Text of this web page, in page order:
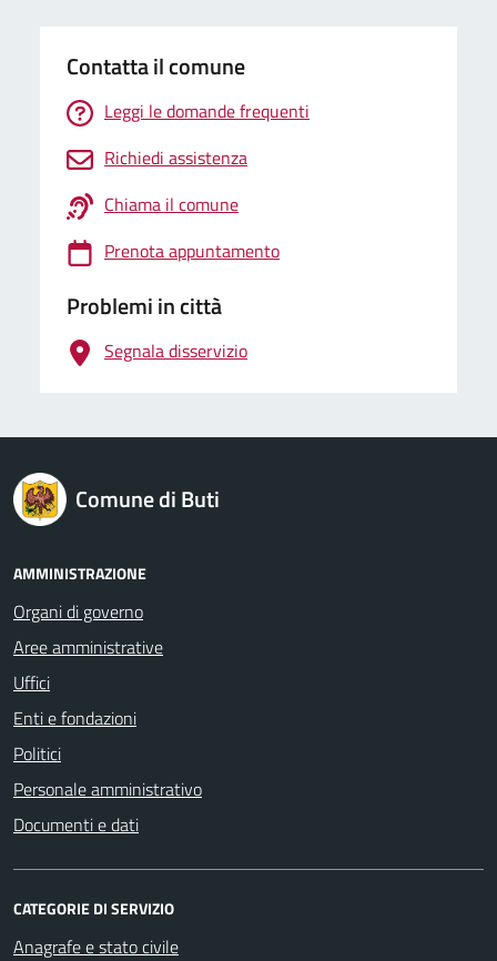
Contatta il comune
Leggi le domande frequenti
Richiedi assistenza
Chiama il comune
Prenota appuntamento
Problemi in città
Segnala disservizio
logo Unione Europea
Comune di Buti
AMMINISTRAZIONE
Organi di governo
Aree amministrative
Uffici
Enti e fondazioni
Politici
Personale amministrativo
Documenti e dati
CATEGORIE DI SERVIZIO
Anagrafe e stato civile